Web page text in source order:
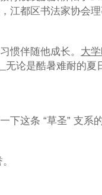
江都区书法家协会理
惯伴随他成长。 大
无论是酷暑难耐的夏
下这条 “草圣” 支系